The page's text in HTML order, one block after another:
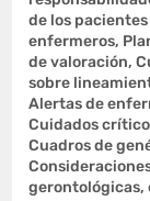
de los
enfermeros,
de valoración,
sobre
Alertas de
Cuidados
Cuadros de
gerontológicas,